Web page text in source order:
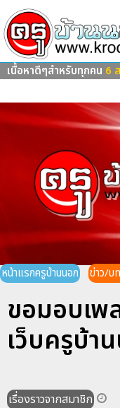
เนื้อหาดีๆสำหรับทุกคน 6
หน้าแรกครูบ้านนอก ข่าว/บ
ขอมอบเพ
เว็บครูบ้า
เรื่องราวจากสมาชิก